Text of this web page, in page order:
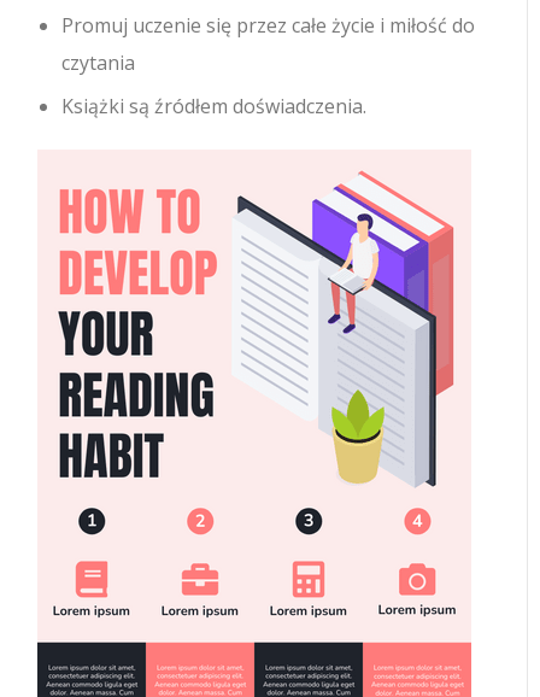
Promuj uczenie się przez całe życie i miłość do
czytania
Książki są źródłem doświadczenia.